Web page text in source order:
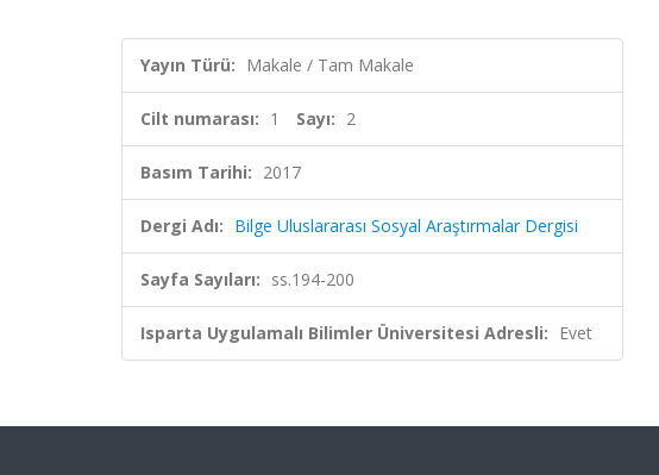
Yayın Türü: Makale / Tam Makale
Cilt numarası: 1 Sayı: 2
Basım Tarihi: 2017
Dergi Adı: Bilge Uluslararası Sosyal Araştırmalar Dergisi
Sayfa Sayıları: ss.194-200
Isparta Uygulamalı Bilimler Üniversitesi Adresli: Evet